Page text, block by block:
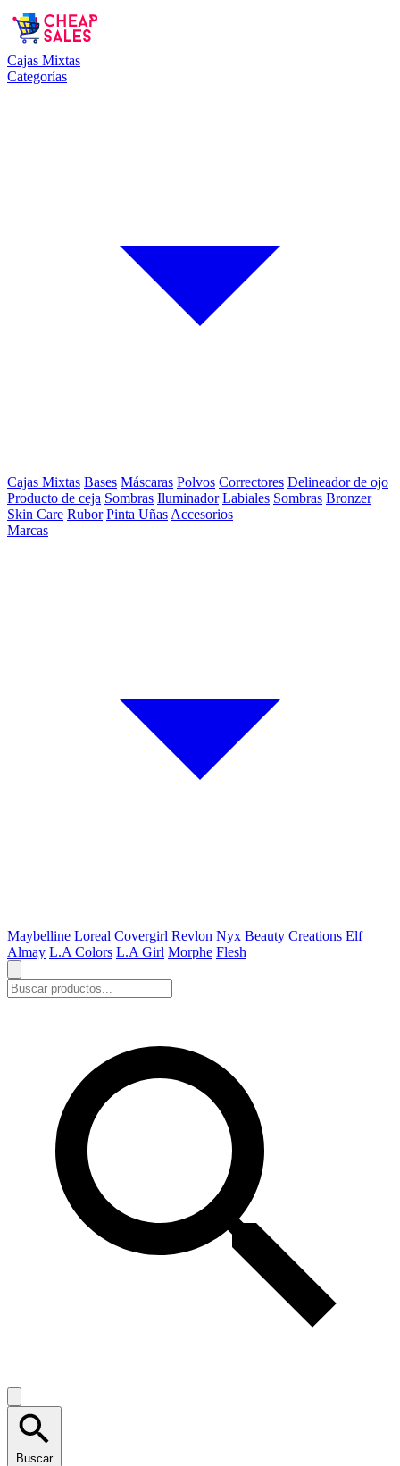
Cajas Mixtas
Categorías
Cajas Mixtas Bases Máscaras Polvos Correctores Delineador de ojo
Producto de ceja Sombras Iluminador Labiales Sombras Bronzer
Skin Care Rubor Pinta Uñas Accesorios
Marcas
Maybelline Loreal Covergirl Revlon Nyx Beauty Creations Elf
Almay L.A Colors L.A Girl Morphe Flesh
Buscar